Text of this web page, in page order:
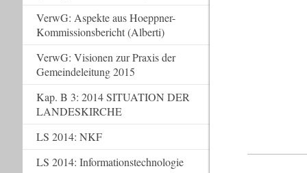
VerwG: Aspekte aus Hoeppner-
Kommissionsbericht (Alberti)
VerwG: Visionen zur Praxis der
Gemeindeleitung 2015
Kap. B 3: 2014 SITUATION DER
LANDESKIRCHE
LS 2014: NKF
LS 2014: Informationstechnologie